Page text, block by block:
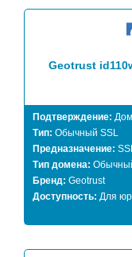
Geotrust
Подтверждение:
Тип: Обычный SSL
Предназначение:
Тип домена:
Бренд: Geotrust
Доступность: Для